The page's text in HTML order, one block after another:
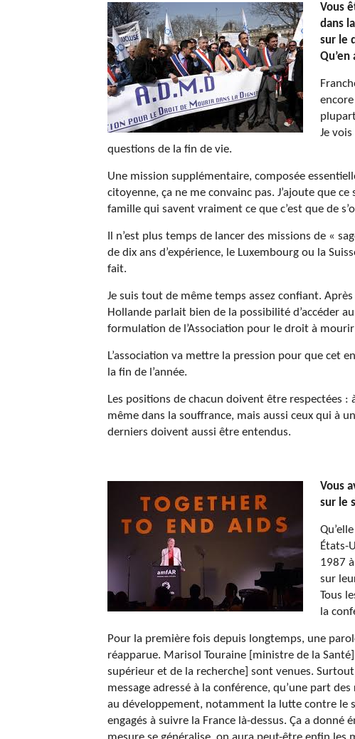
Vous
dans
sur le
Je
questions de la fin de vie.
Une mission supplémentaire, composée
citoyenne, ça ne me convainc pas. J’ajoute que
famille qui savent vraiment ce que c’est que de
Il n’est plus temps de lancer des missions de «
de dix ans d’expérience, le Luxembourg ou la
fait.
Je suis tout de même temps assez confiant.
Hollande parlait bien de la possibilité d’accéder
formulation de l’Association pour le droit à
L’association va mettre la pression pour que cet
la fin de l’année.
Les positions de chacun doivent être respectées
même dans la souffrance, mais aussi ceux qui à
derniers doivent aussi être entendus.
Vous
sur le
États-
1987
sur
Tous
la
Pour la première fois depuis longtemps, une
réapparue. Marisol Touraine [ministre de la
supérieur et de la recherche] sont venues.
message adressé à la conférence, qu’une part
au développement, notamment la lutte contre le
engagés à suivre la France là-dessus. Ça a